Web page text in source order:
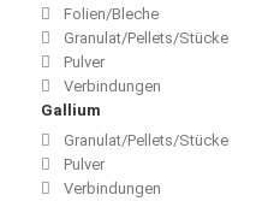
Folien/Bleche
Granulat/Pellets/Stücke
Pulver
Verbindungen
Gallium
Granulat/Pellets/Stücke
Pulver
Verbindungen